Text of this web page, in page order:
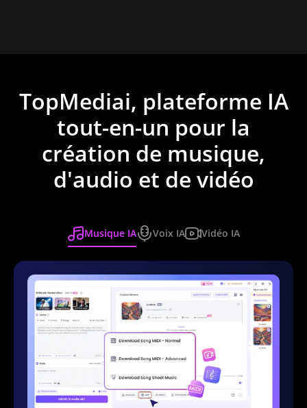
TopMediai, plateforme IA
tout-en-un pour la
création de musique,
d'audio et de vidéo
Musique IA Voix IA Vidéo IA